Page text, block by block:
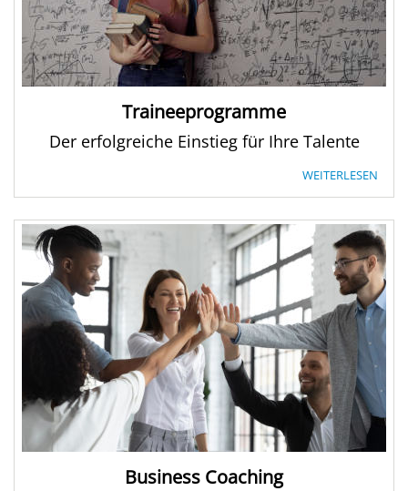
Traineeprogramme
Der erfolgreiche Einstieg für Ihre Talente
WEITERLESEN
Business Coaching